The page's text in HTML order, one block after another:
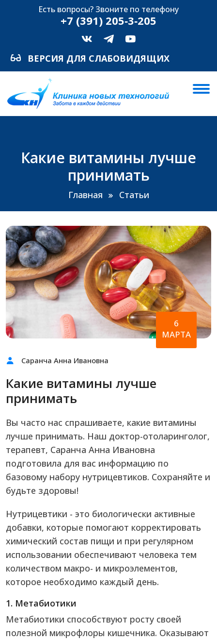
Есть вопросы? Звоните по телефону
+7 (391) 205‑3‑205
ВЕРСИЯ ДЛЯ СЛАБОВИДЯЩИХ
Какие витамины лучше
принимать
Главная Статьи
6
МАРТА
Саранча Анна Ивановна
Какие витамины лучше
принимать
Вы часто нас спрашиваете, какие витамины
лучше принимать. Наш доктор-отоларинголог,
терапевт, Саранча Анна Ивановна
подготовила для вас информацию по
базовому набору нутрицевтиков. Сохраняйте и
будьте здоровы!
Нутрицевтики - это биологически активные
добавки, которые помогают корректировать
химический состав пищи и при регулярном
использовании обеспечивают человека тем
количеством макро- и микроэлементов,
которое необходимо каждый день.
1. Метабиотики
Метабиотики способствуют росту своей
полезной микрофлоры кишечника. Оказывают